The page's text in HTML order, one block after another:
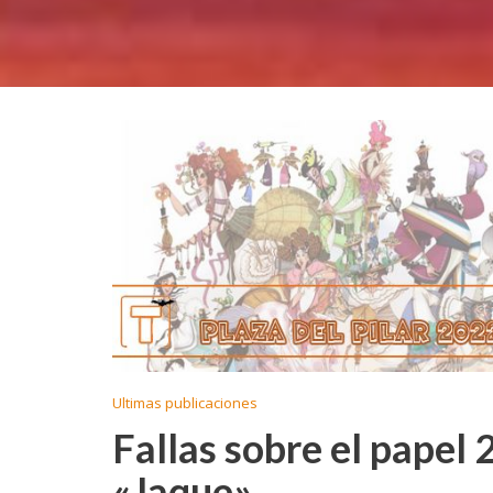
Ultimas publicaciones
Fallas sobre el papel